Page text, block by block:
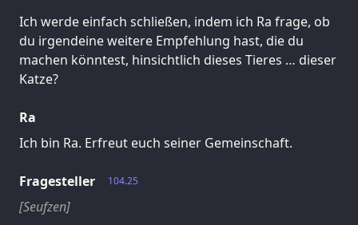
Ich werde einfach schließen, indem ich Ra frage, ob
du irgendeine weitere Empfehlung hast, die du
machen könntest, hinsichtlich dieses Tieres … dieser
Katze?
Ra
Ich bin Ra. Erfreut euch seiner Gemeinschaft.
104.25
Fragesteller
[Seufzen]